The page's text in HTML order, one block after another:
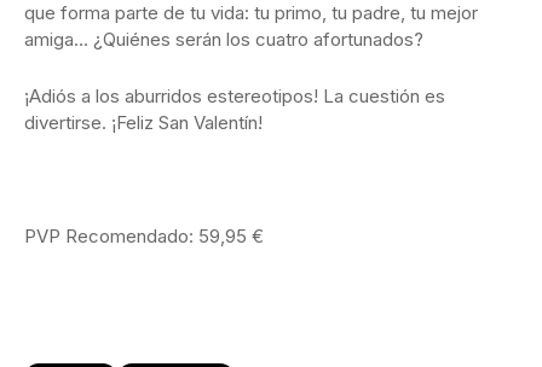
que forma parte de tu vida: tu primo, tu padre, tu mejor
amiga… ¿Quiénes serán los cuatro afortunados?
¡Adiós a los aburridos estereotipos! La cuestión es
divertirse. ¡Feliz San Valentín!
PVP Recomendado: 59,95 €